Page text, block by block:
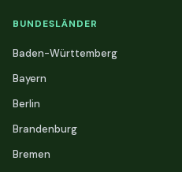
BUNDESLÄNDER
Baden-Württemberg
Bayern
Berlin
Brandenburg
Bremen